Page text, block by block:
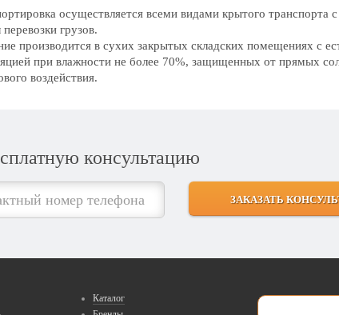
осуществляется всеми видами крытого транспорта
перевозки грузов.
производится в сухих закрытых складских помещениях с
при влажности не более 70%, защищенных от прямых
воздействия.
консультацию
Каталог